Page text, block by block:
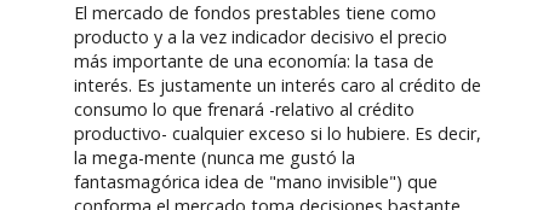
El mercado de fondos prestables tiene como
producto y a la vez indicador decisivo el precio
más importante de una economía: la tasa de
interés. Es justamente un interés caro al crédito de
consumo lo que frenará -relativo al crédito
productivo- cualquier exceso si lo hubiere. Es decir,
la mega-mente (nunca me gustó la
fantasmagórica idea de "mano invisible") que